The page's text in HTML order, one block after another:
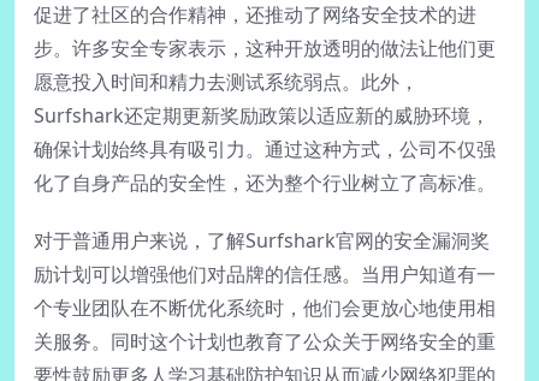
促进了社区的合作精神，还推动了网络安全技术的进
步。许多安全专家表示，这种开放透明的做法让他们更
愿意投入时间和精力去测试系统弱点。此外，
Surfshark还定期更新奖励政策以适应新的威胁环境，
确保计划始终具有吸引力。通过这种方式，公司不仅强
化了自身产品的安全性，还为整个行业树立了高标准。
对于普通用户来说，了解Surfshark官网的安全漏洞奖
励计划可以增强他们对品牌的信任感。当用户知道有一
个专业团队在不断优化系统时，他们会更放心地使用相
关服务。同时这个计划也教育了公众关于网络安全的重
要性鼓励更多人学习基础防护知识从而减少网络犯罪的